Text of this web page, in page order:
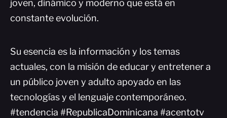
joven, dinámico y moderno que está en
constante evolución.
Su esencia es la información y los temas
actuales, con la misión de educar y entretener a
un público joven y adulto apoyado en las
tecnologías y el lenguaje contemporáneo.
#tendencia #RepublicaDominicana #acentotv